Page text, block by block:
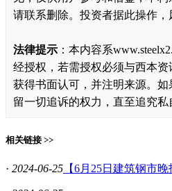
请联系删除。投资者据此操作，
法律提示 ：本内容系
经授权，若需授权必须与西本
获得书面认可，并注明来源。
留一切追诉的权力，直至追究私
相关链接 >>
· 2024-06-25 【6月25日建筑钢市